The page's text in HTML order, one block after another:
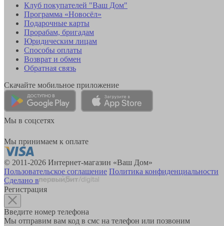
Клуб покупателей "Ваш Дом"
Программа «Новосёл»
Подарочные карты
Прорабам, бригадам
Юридическим лицам
Способы оплаты
Возврат и обмен
Обратная связь
Скачайте мобильное приложение
Мы в соцсетях
Мы принимаем к оплате
© 2011-2026 Интернет-магазин «Ваш Дом»
Пользовательское соглашение Политика конфиденциальности
Сделано в
Регистрация
Введите номер телефона
Мы отправим вам код в смс на телефон или позвоним